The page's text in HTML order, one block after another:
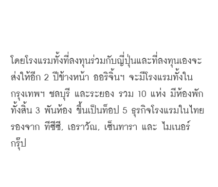
โดยโรงแรมทั้งที่ลงทุนร่วมกับญี่ปุ่นและที่ลงทุนเองจะ
ส่งให้อีก 2 ปีข้างหน้า ออริจิ้นฯ จะมีโรงแรมทั้งใน
กรุงเทพฯ ชลบุรี และระยอง รวม 10 แห่ง มีห้องพัก
ทั้งสิ้น 3 พันห้อง ขึ้นเป็นท็อป 5 ธุรกิจโรงแรมในไทย
รองจาก ทีซีซี, เอราวัณ, เซ็นทารา และ
ไมเนอร์
กรุ๊ป